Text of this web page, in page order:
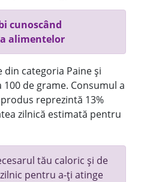
cunoscând
alimentelor
categoria Paine și
de grame. Consumul a
reprezintă 13%
zilnică estimată pentru
tău caloric și de
pentru a-ți atinge